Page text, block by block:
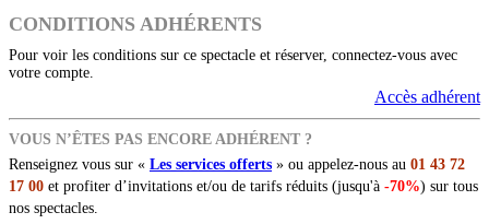
CONDITIONS ADHÉRENTS
Pour voir les conditions sur ce spectacle et réserver, connectez-vous avec
votre compte.
Accès adhérent
VOUS N’ÊTES PAS ENCORE ADHÉRENT ?
Renseignez vous sur « Les services offerts » ou appelez-nous au 01 43 72
17 00 et profiter d’invitations et/ou de tarifs réduits (jusqu'à -70%) sur tous
nos spectacles.